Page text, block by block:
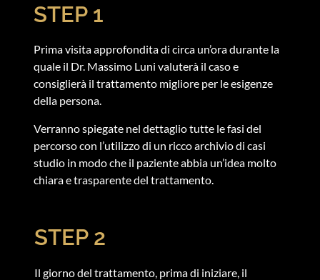
STEP 1
Prima visita approfondita di circa un’ora durante la
quale il Dr. Massimo Luni valuterà il caso e
consiglierà il trattamento migliore per le esigenze
della persona.
Verranno spiegate nel dettaglio tutte le fasi del
percorso con l’utilizzo di un ricco archivio di casi
studio in modo che il paziente abbia un’idea molto
chiara e trasparente del trattamento.
STEP 2
Il giorno del trattamento, prima di iniziare, il